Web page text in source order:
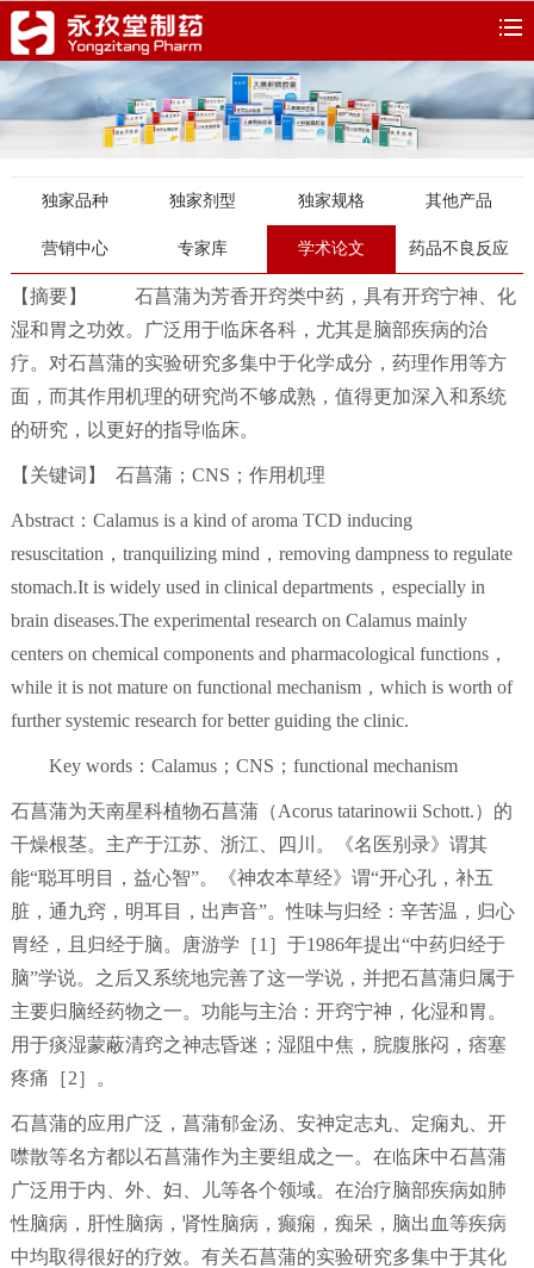
独家品种 独家剂型 独家规格 其他产品
营销中心 专家库 学术论文 药品不良反应
【摘要】 石菖蒲为芳香开窍类中药，具有开窍宁神、化
湿和胃之功效。广泛用于临床各科，尤其是脑部疾病的治
疗。对石菖蒲的实验研究多集中于化学成分，药理作用等方
面，而其作用机理的研究尚不够成熟，值得更加深入和系统
的研究，以更好的指导临床。
【关键词】 石菖蒲；CNS；作用机理
Abstract：Calamus is a kind of aroma TCD inducing
resuscitation，tranquilizing mind，removing dampness to regulate
stomach.It is widely used in clinical departments，especially in
brain diseases.The experimental research on Calamus mainly
centers on chemical components and pharmacological functions，
while it is not mature on functional mechanism，which is worth of
further systemic research for better guiding the clinic.
Key words：Calamus；CNS；functional mechanism
石菖蒲为天南星科植物石菖蒲（Acorus tatarinowii Schott.）的
干燥根茎。主产于江苏、浙江、四川。《名医别录》谓其
能“聪耳明目，益心智”。《神农本草经》谓“开心孔，补五
脏，通九窍，明耳目，出声音”。性味与归经：辛苦温，归心
胃经，且归经于脑。唐游学［1］于1986年提出“中药归经于
脑”学说。之后又系统地完善了这一学说，并把石菖蒲归属于
主要归脑经药物之一。功能与主治：开窍宁神，化湿和胃。
用于痰湿蒙蔽清窍之神志昏迷；湿阻中焦，脘腹胀闷，痞塞
疼痛［2］。
石菖蒲的应用广泛，菖蒲郁金汤、安神定志丸、定痫丸、开
噤散等名方都以石菖蒲作为主要组成之一。在临床中石菖蒲
广泛用于内、外、妇、儿等各个领域。在治疗脑部疾病如肺
性脑病，肝性脑病，肾性脑病，癫痫，痴呆，脑出血等疾病
中均取得很好的疗效。有关石菖蒲的实验研究多集中于其化